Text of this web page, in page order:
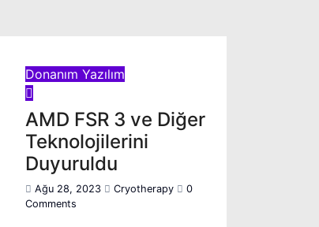
Donanım Yazılım
AMD FSR 3 ve Diğer
Teknolojilerini
Duyuruldu
Ağu 28, 2023 Cryotherapy
0
Comments